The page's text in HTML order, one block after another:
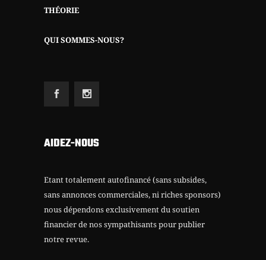
THÉORIE
QUI SOMMES-NOUS?
AIDEZ-NOUS
Etant totalement autofinancé (sans subsides,
sans annonces commerciales, ni riches sponsors)
nous dépendons exclusivement du soutien
financier de nos sympathisants pour publier
notre revue.